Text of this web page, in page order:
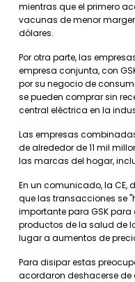
mientras que el primero
vacunas de menor
dólares.
Por otra parte, las
empresa conjunta, con
por su negocio de
se pueden comprar sin
central eléctrica en la
Las empresas
de alrededor de 11 mil
las marcas del hogar,
En un comunicado, la CE,
que las transacciones se
importante para GSK
productos de la salud de
lugar a aumentos de
Para disipar estas
acordaron deshacerse de